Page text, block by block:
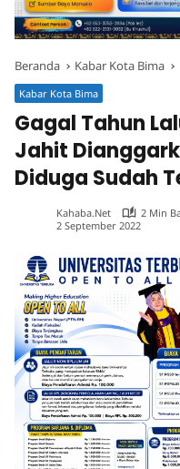
Beranda Kabar Kota Bima
Kabar Kota Bima
Gagal Tahun
Jahit
Diduga Sudah
Kahaba.net
2 Min
2 September 2022